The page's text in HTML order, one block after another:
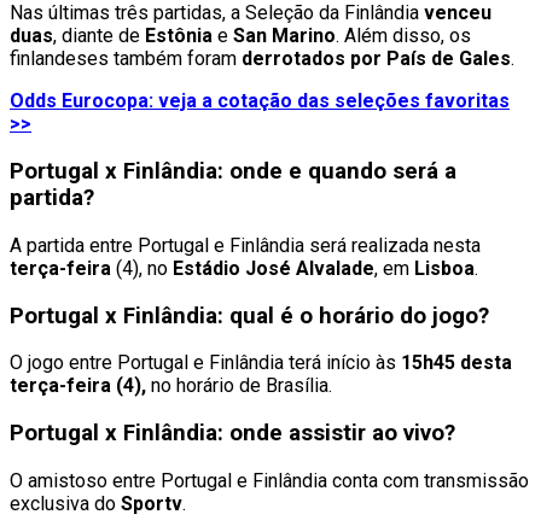
Nas últimas três partidas, a Seleção da Finlândia venceu
duas, diante de Estônia e San Marino. Além disso, os
finlandeses também foram derrotados por País de Gales.
Odds Eurocopa: veja a cotação das seleções favoritas
>>
Portugal x Finlândia: onde e quando será a
partida?
A partida entre Portugal e Finlândia será realizada nesta
terça-feira (4), no Estádio José Alvalade, em Lisboa.
Portugal x Finlândia: qual é o horário do jogo?
O jogo entre Portugal e Finlândia terá início às 15h45 desta
terça-feira (4), no horário de Brasília.
Portugal x Finlândia: onde assistir ao vivo?
O amistoso entre Portugal e Finlândia conta com transmissão
exclusiva do Sportv.